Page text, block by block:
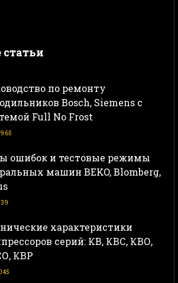
по ремонту
Bosch, Siemens с
Full No Frost
ошибок и тестовые режимы
машин BEKO, Blomberg,
характеристики
серий: КВ, КВС, КВО,
КВР